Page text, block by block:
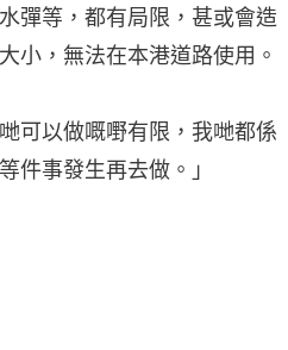
彈等，都有局限，甚或會造
小，無法在本港道路使用。
可以做嘅嘢有限，我哋都係
件事發生再去做。」